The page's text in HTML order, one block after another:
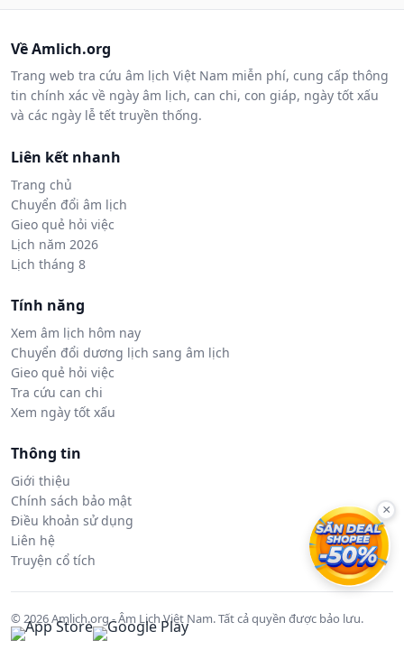
Về Amlich.org
Trang web tra cứu âm lịch Việt Nam miễn phí, cung cấp thông
tin chính xác về ngày âm lịch, can chi, con giáp, ngày tốt xấu
và các ngày lễ tết truyền thống.
Liên kết nhanh
Trang chủ
Chuyển đổi âm lịch
Gieo quẻ hỏi việc
Lịch năm 2026
Lịch tháng 8
Tính năng
Xem âm lịch hôm nay
Chuyển đổi dương lịch sang âm lịch
Gieo quẻ hỏi việc
Tra cứu can chi
Xem ngày tốt xấu
Thông tin
Giới thiệu
Chính sách bảo mật
Điều khoản sử dụng
Liên hệ
Truyện cổ tích
© 2026 Amlich.org - Âm Lịch Việt Nam. Tất cả quyền được bảo lưu.
×